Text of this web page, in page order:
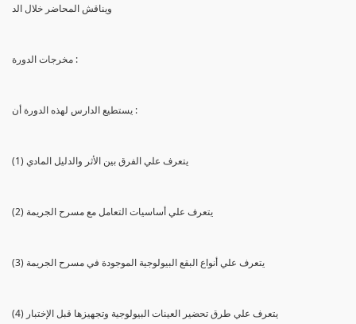
ويناقش المحاضر خلال الد
مخرجات الدورة :
يستطيع الدارس لهذه الدورة أن :
(1) يتعرف علي الفرق بين الأثر والدليل المادي
(2) يتعرف علي أساسيات التعامل مع مسرح الجريمة
(3) يتعرف علي أنواع البقع البيولوجية الموجودة في مسرح الجريمة
(4) يتعرف علي طرق تحضير العينات البيولوجية وتجهيزها قبل الإختبار